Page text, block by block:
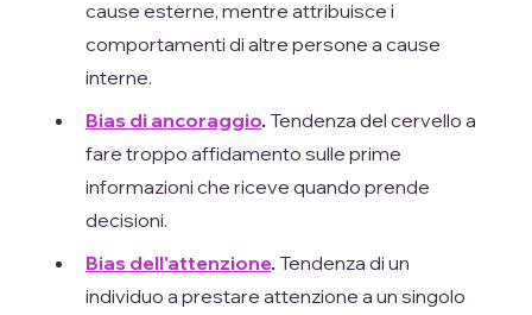
cause esterne, mentre attribuisce i
comportamenti di altre persone a cause
interne.
Bias di ancoraggio. Tendenza del cervello a
fare troppo affidamento sulle prime
informazioni che riceve quando prende
decisioni.
Bias dell'attenzione. Tendenza di un
individuo a prestare attenzione a un singolo